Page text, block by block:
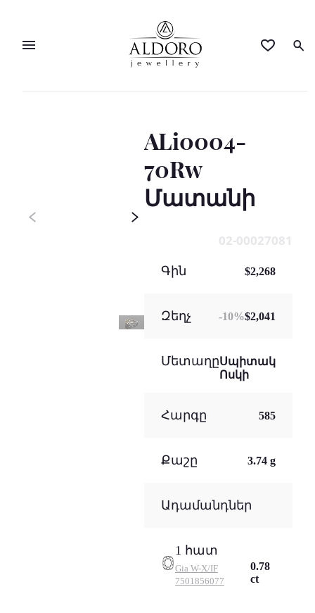
ALi0004-
70Rw
Մատանի
02-00027081
Գին $2,268
Զեղչ -10%$2,041
ՄետաղըՍպիտակ
Ոսկի
Հարգը 585
Քաշը 3.74 g
Ադամանդներ
1 հատ
Gia W-X/IF
7501856077
0.78
ct